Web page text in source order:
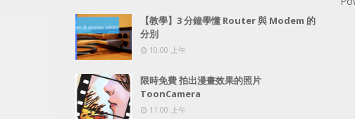
【教學】3 分鐘學懂 Router 與 Modem 的
分別
10:00 上午
限時免費 拍出漫畫效果的照片
ToonCamera
11:00 上午